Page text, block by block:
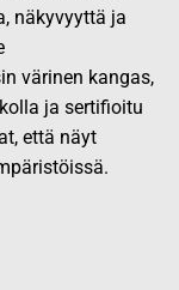
näkyvyyttä ja
värinen kangas,
ja sertifioitu
että näyt